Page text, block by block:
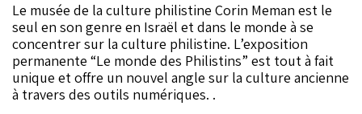
Le musée de la culture philistine Corin Meman est le
seul en son genre en Israël et dans le monde à se
concentrer sur la culture philistine. L’exposition
permanente “Le monde des Philistins” est tout à fait
unique et offre un nouvel angle sur la culture ancienne
à travers des outils numériques. .